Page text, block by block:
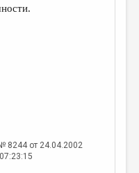
8244 от 24.04.2002